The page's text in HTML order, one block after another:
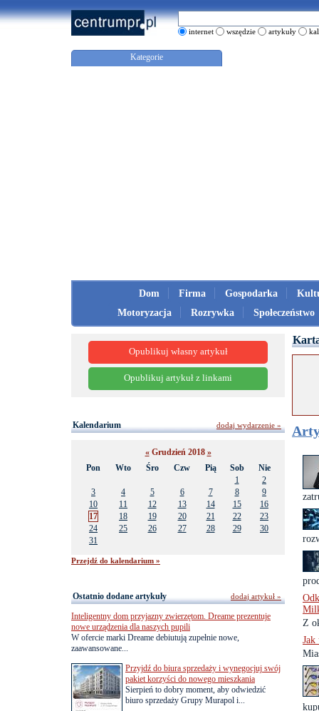
internet wszędzie artykuły
Kategorie
Dom Firma Gospodarka
Motoryzacja
Rozrywka Społeczeństwo
Z
Jak
Opublikuj własny artykuł
Opublikuj artykuł z linkami
Kalendarium
«Grudzień 2018 »
Pon
Wto Śro Czw Pią Sob
Nie
1
2
3
4 5 6 7 8
9
10
11 12 13 14 15
16
17
18 19 20 21 22
23
24
25 26 27 28 29
30
31
Przejdź do kalendarium »
dodaj wydarzenie »
Ostatnio dodane artykuły
Inteligentny dom przyjazny zwierzętom. Dreame prezentuje
nowe urządzenia dla naszych pupili
W ofercie marki Dreame debiutują zupełnie nowe,
zaawansowane...
Przyjdź do biura sprzedaży i wynegocjuj swój
pakiet korzyści do nowego mieszkania
Sierpień to dobry moment, aby odwiedzić
biuro sprzedaży Grupy Murapol i...
dodaj artykuł »